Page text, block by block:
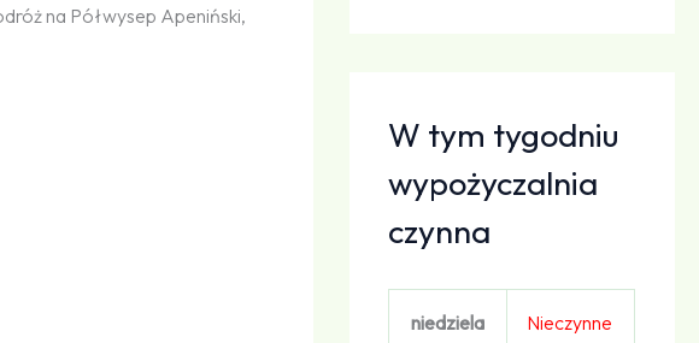
na Półwysep Apeniński,
W tym tygodniu
wypożyczalnia
czynna
niedziela Nieczynne